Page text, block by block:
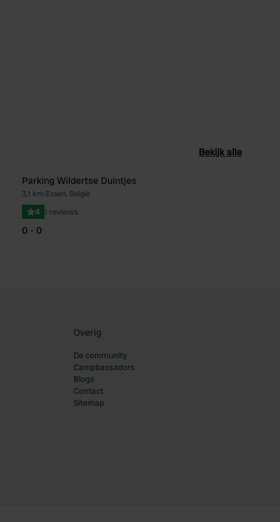
Bekijk alle
Favoriet
Parking Wildertse Duintjes
3,1 km•Essen, België
4 1 reviews
0 - 0
Overig
De community
Campbassadors
Blogs
Contact
Sitemap